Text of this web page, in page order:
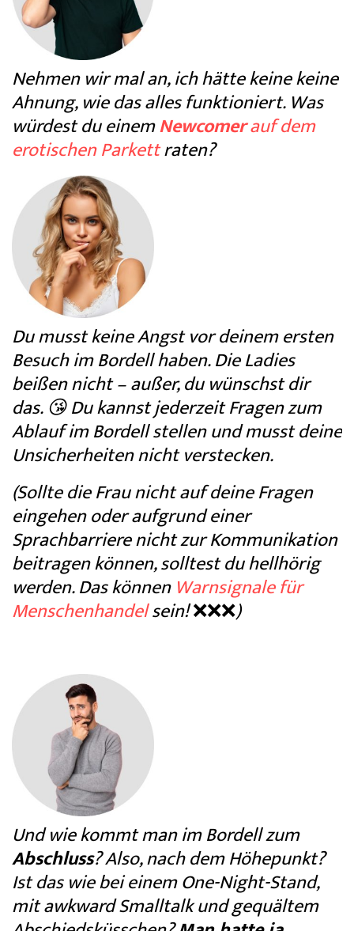
Nehmen wir mal an, ich hätte keine keine
Ahnung, wie das alles funktioniert. Was
würdest du einemNewcomerauf dem
erotischen Parkettraten?
Du musst keine Angst vor deinem ersten
Besuch im Bordell haben. Die Ladies
beißen nicht – außer, du wünschst dir
das. 😘 Du kannst jederzeit Fragen zum
Ablauf im Bordell stellen und musst deine
Unsicherheiten nicht verstecken.
(Sollte die Frau nicht auf deine Fragen
eingehen oder aufgrund einer
Sprachbarriere nicht zur Kommunikation
beitragen können, solltest du hellhörig
werden. Das können Warnsignale für
Menschenhandelsein!❌❌❌)
Und wie kommt man im Bordell zum
Abschluss? Also, nach dem Höhepunkt?
Ist das wie bei einem One-Night-Stand,
mit awkward Smalltalk und gequältem